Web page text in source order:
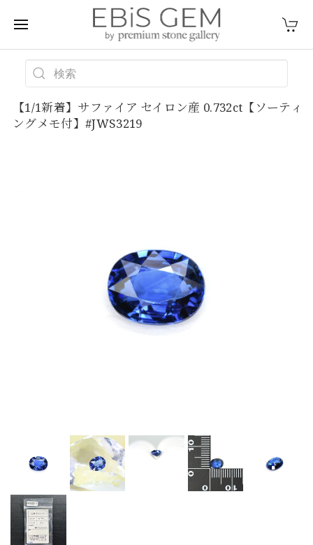
【1/1新着】サファイア セイロン産 0.732ct【ソーティ
ングメモ付】#JWS3219